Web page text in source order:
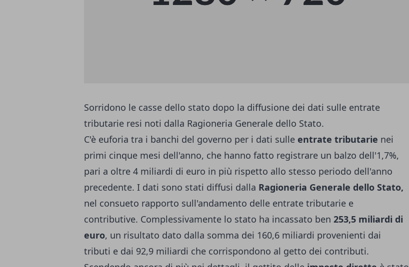
Sorridono le casse dello stato dopo la diffusione dei dati sulle entrate
tributarie resi noti dalla Ragioneria Generale dello Stato.
C'è euforia tra i banchi del governo per i dati sulle entrate tributarie nei
primi cinque mesi dell'anno, che hanno fatto registrare un balzo dell'1,7%,
pari a oltre 4 miliardi di euro in più rispetto allo stesso periodo dell'anno
precedente. I dati sono stati diffusi dalla Ragioneria Generale dello Stato,
nel consueto rapporto sull'andamento delle entrate tributarie e
contributive. Complessivamente lo stato ha incassato ben 253,5 miliardi di
euro, un risultato dato dalla somma dei 160,6 miliardi provenienti dai
tributi e dai 92,9 miliardi che corrispondono al getto dei contributi.